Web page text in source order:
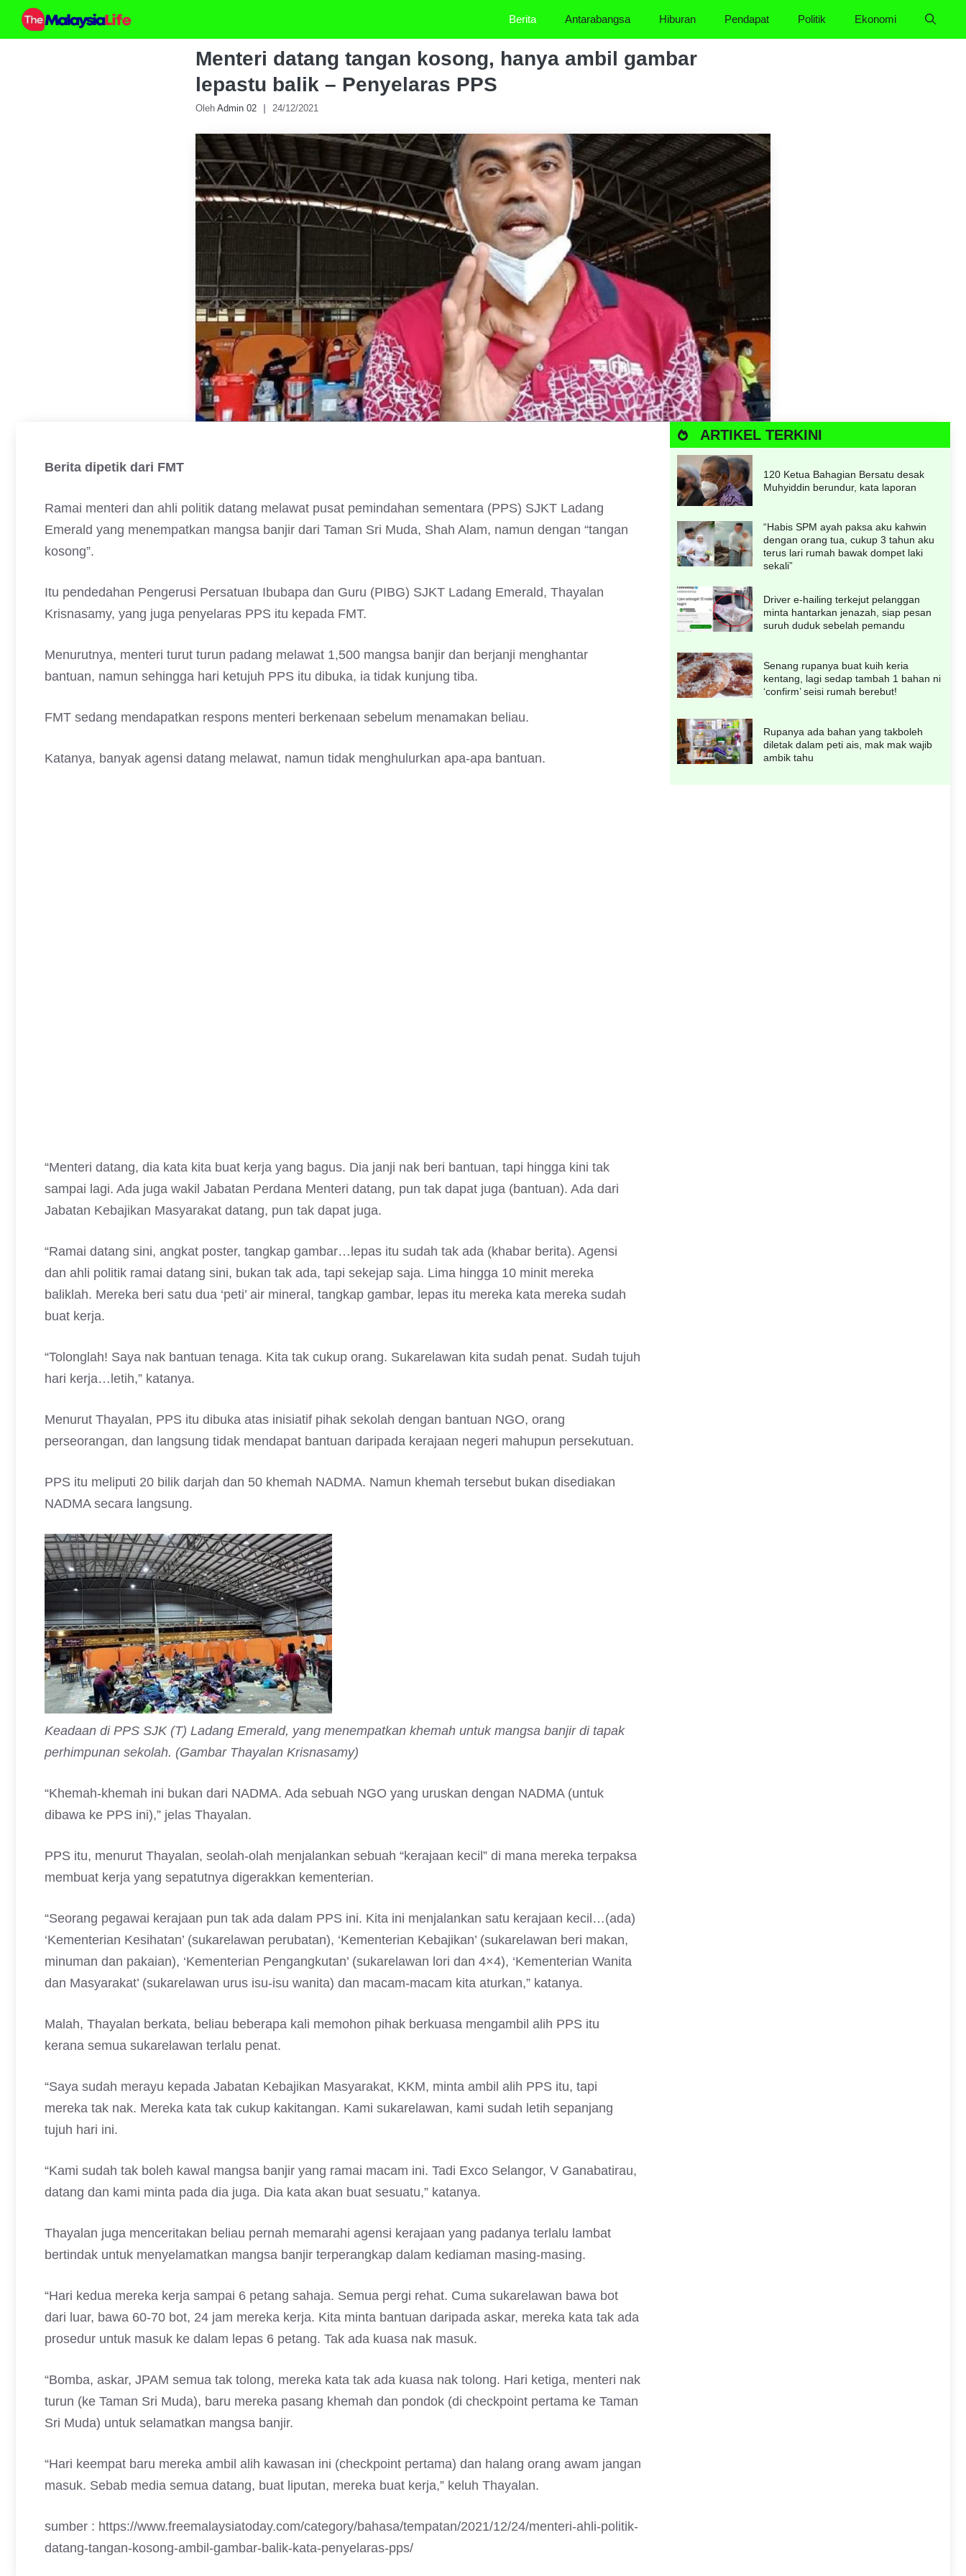
Skip
Berita Antarabangsa Hiburan Pendapat Politik Ekonomi
Menteri datang tangan kosong, hanya ambil gambar
lepastu balik – Penyelaras PPS
Oleh Admin 02 24/12/2021
Berita dipetik dari FMT
Ramai menteri dan ahli politik datang melawat pusat pemindahan sementara (PPS) SJKT Ladang
Emerald yang menempatkan mangsa banjir dari Taman Sri Muda, Shah Alam, namun dengan “tangan
kosong”.
Itu pendedahan Pengerusi Persatuan Ibubapa dan Guru (PIBG) SJKT Ladang Emerald, Thayalan
Krisnasamy, yang juga penyelaras PPS itu kepada FMT.
Menurutnya, menteri turut turun padang melawat 1,500 mangsa banjir dan berjanji menghantar
bantuan, namun sehingga hari ketujuh PPS itu dibuka, ia tidak kunjung tiba.
FMT sedang mendapatkan respons menteri berkenaan sebelum menamakan beliau.
Katanya, banyak agensi datang melawat, namun tidak menghulurkan apa-apa bantuan.
“Menteri datang, dia kata kita buat kerja yang bagus. Dia janji nak beri bantuan, tapi hingga kini tak
sampai lagi. Ada juga wakil Jabatan Perdana Menteri datang, pun tak dapat juga (bantuan). Ada dari
Jabatan Kebajikan Masyarakat datang, pun tak dapat juga.
“Ramai datang sini, angkat poster, tangkap gambar…lepas itu sudah tak ada (khabar berita). Agensi
dan ahli politik ramai datang sini, bukan tak ada, tapi sekejap saja. Lima hingga 10 minit mereka
baliklah. Mereka beri satu dua ‘peti’ air mineral, tangkap gambar, lepas itu mereka kata mereka sudah
buat kerja.
“Tolonglah! Saya nak bantuan tenaga. Kita tak cukup orang. Sukarelawan kita sudah penat. Sudah tujuh
hari kerja…letih,” katanya.
Menurut Thayalan, PPS itu dibuka atas inisiatif pihak sekolah dengan bantuan NGO, orang
perseorangan, dan langsung tidak mendapat bantuan daripada kerajaan negeri mahupun persekutuan.
PPS itu meliputi 20 bilik darjah dan 50 khemah NADMA. Namun khemah tersebut bukan disediakan
NADMA secara langsung.
Keadaan di PPS SJK (T) Ladang Emerald, yang menempatkan khemah untuk mangsa banjir di tapak
perhimpunan sekolah. (Gambar Thayalan Krisnasamy)
“Khemah-khemah ini bukan dari NADMA. Ada sebuah NGO yang uruskan dengan NADMA (untuk
dibawa ke PPS ini),” jelas Thayalan.
PPS itu, menurut Thayalan, seolah-olah menjalankan sebuah “kerajaan kecil” di mana mereka terpaksa
membuat kerja yang sepatutnya digerakkan kementerian.
“Seorang pegawai kerajaan pun tak ada dalam PPS ini. Kita ini menjalankan satu kerajaan kecil…(ada)
‘Kementerian Kesihatan’ (sukarelawan perubatan), ‘Kementerian Kebajikan’ (sukarelawan beri makan,
minuman dan pakaian), ‘Kementerian Pengangkutan’ (sukarelawan lori dan 4×4), ‘Kementerian Wanita
dan Masyarakat’ (sukarelawan urus isu-isu wanita) dan macam-macam kita aturkan,” katanya.
Malah, Thayalan berkata, beliau beberapa kali memohon pihak berkuasa mengambil alih PPS itu
kerana semua sukarelawan terlalu penat.
“Saya sudah merayu kepada Jabatan Kebajikan Masyarakat, KKM, minta ambil alih PPS itu, tapi
mereka tak nak. Mereka kata tak cukup kakitangan. Kami sukarelawan, kami sudah letih sepanjang
tujuh hari ini.
“Kami sudah tak boleh kawal mangsa banjir yang ramai macam ini. Tadi Exco Selangor, V Ganabatirau,
datang dan kami minta pada dia juga. Dia kata akan buat sesuatu,” katanya.
Thayalan juga menceritakan beliau pernah memarahi agensi kerajaan yang padanya terlalu lambat
bertindak untuk menyelamatkan mangsa banjir terperangkap dalam kediaman masing-masing.
“Hari kedua mereka kerja sampai 6 petang sahaja. Semua pergi rehat. Cuma sukarelawan bawa bot
dari luar, bawa 60-70 bot, 24 jam mereka kerja. Kita minta bantuan daripada askar, mereka kata tak ada
prosedur untuk masuk ke dalam lepas 6 petang. Tak ada kuasa nak masuk.
“Bomba, askar, JPAM semua tak tolong, mereka kata tak ada kuasa nak tolong. Hari ketiga, menteri nak
turun (ke Taman Sri Muda), baru mereka pasang khemah dan pondok (di checkpoint pertama ke Taman
Sri Muda) untuk selamatkan mangsa banjir.
“Hari keempat baru mereka ambil alih kawasan ini (checkpoint pertama) dan halang orang awam jangan
masuk. Sebab media semua datang, buat liputan, mereka buat kerja,” keluh Thayalan.
sumber : https://www.freemalaysiatoday.com/category/bahasa/tempatan/2021/12/24/menteri-ahli-politik-
datang-tangan-kosong-ambil-gambar-balik-kata-penyelaras-pps/
ARTIKEL TERKINI
120 Ketua Bahagian Bersatu desak
Muhyiddin berundur, kata laporan
“Habis SPM ayah paksa aku kahwin
dengan orang tua, cukup 3 tahun aku
terus lari rumah bawak dompet laki
sekali”
Driver e-hailing terkejut pelanggan
minta hantarkan jenazah, siap pesan
suruh duduk sebelah pemandu
Senang rupanya buat kuih keria
kentang, lagi sedap tambah 1 bahan ni
‘confirm’ seisi rumah berebut!
Rupanya ada bahan yang takboleh
diletak dalam peti ais, mak mak wajib
ambik tahu